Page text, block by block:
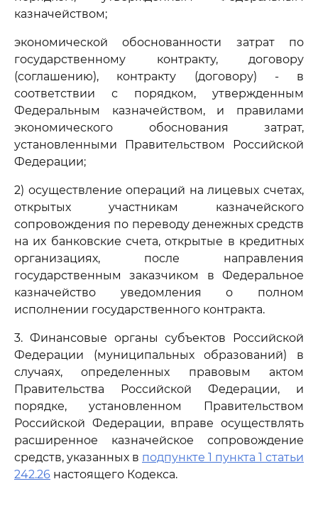
казначейством;
экономической обоснованности затрат по
государственному контракту, договору
(соглашению), контракту (договору) - в
соответствии с порядком, утвержденным
Федеральным казначейством, и правилами
экономического обоснования затрат,
установленными Правительством Российской
Федерации;
2) осуществление операций на лицевых счетах,
открытых участникам казначейского
сопровождения по переводу денежных средств
на их банковские счета, открытые в кредитных
организациях, после направления
государственным заказчиком в Федеральное
казначейство уведомления о полном
исполнении государственного контракта.
3. Финансовые органы субъектов Российской
Федерации (муниципальных образований) в
случаях, определенных правовым актом
Правительства Российской Федерации, и
порядке, установленном Правительством
Российской Федерации, вправе осуществлять
расширенное казначейское сопровождение
средств, указанных в подпункте 1 пункта 1 статьи
242.26 настоящего Кодекса.